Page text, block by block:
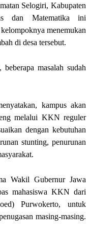
Selogiri, Kabupaten
dan Matematika ini
menemukan
di desa tersebut.
masalah sudah
kampus akan
melalui KKN reguler
dengan kebutuhan
stunting, penurunan
Wakil Gubernur Jawa
mahasiswa KKN dari
Purwokerto, untuk
masing-masing.